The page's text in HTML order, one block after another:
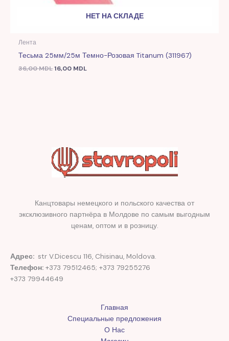
НЕТ НА СКЛАДЕ
Лента
Тесьма 25мм/25м Темно-Розовая Titanum (311967)
36,00MDL16,00 MDL
Канцтовары немецкого и польского качества от
эксклюзивного партнёра в Молдове по самым выгодным
ценам, оптом и в розницу.
Адрес: str V.Dicescu 116, Chisinau, Moldova.
Телефон: +373 79512465; +373 79255276
+373 79944649
Главная
Специальные предложения
О Нас